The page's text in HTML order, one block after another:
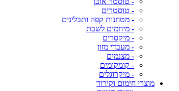
- טוסטרים
- מטחנות קפה ותבלינים
- מיחמים לשבת
- מיקסרים
- מעבדי מזון
- מצנמים
- קומקומים
- מיקרוגלים
מוצרי חימום וקירור